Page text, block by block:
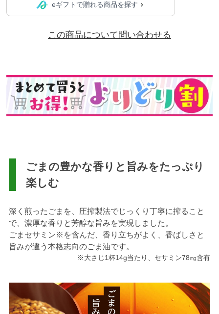
eギフトで贈れる商品を探す
この商品について問い合わせる
ごまの豊かな香りと旨みをたっぷり
楽しむ
深く煎ったごまを、圧搾製法でじっくり丁寧に搾ること
で、濃厚な香りと芳醇な旨みを実現しました。
ごまセサミン※を含んだ、香り立ちがよく、香ばしさと
旨みが違う本格志向のごま油です。
※大さじ1杯14g当たり、セサミン78㎎含有